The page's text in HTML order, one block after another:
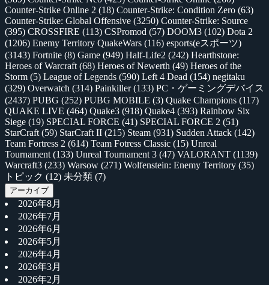
Counter-Strike Online 2 (18) Counter-Strike: Condition Zero (63)
Counter-Strike: Global Offensive (3250) Counter-Strike: Source
(395) CROSSFIRE (113) CSPromod (57) DOOM3 (102) Dota 2
(1206) Enemy Territory QuakeWars (116) esports(eスポーツ)
(3143) Fortnite (8) Game (949) Half-Life2 (242) Hearthstone:
Heroes of Warcraft (68) Heroes of Newerth (49) Heroes of the
Storm (5) League of Legends (590) Left 4 Dead (154) negitaku
(329) Overwatch (314) Painkiller(133) PC・ゲーミングデバイス
(2437) PUBG (252) PUBG MOBILE (3) Quake Champions (117)
QUAKE LIVE (464) Quake3 (918) Quake4 (393) Rainbow Six
Siege (19) SPECIAL FORCE (41) SPECIAL FORCE 2 (51)
StarCraft (59) StarCraft II (215) Steam (931) Sudden Attack (142)
Team Fortress 2 (614) Team Fotress Classic (15) Unreal
Tournament (133) Unreal Tournament 3 (47) VALORANT (1139)
Warcraft3 (233) Warsow (271) Wolfenstein: Enemy Territory (35)
トピック (12) 未分類 (7)
アーカイブ
2026年8月
2026年7月
2026年6月
2026年5月
2026年4月
2026年3月
2026年2月